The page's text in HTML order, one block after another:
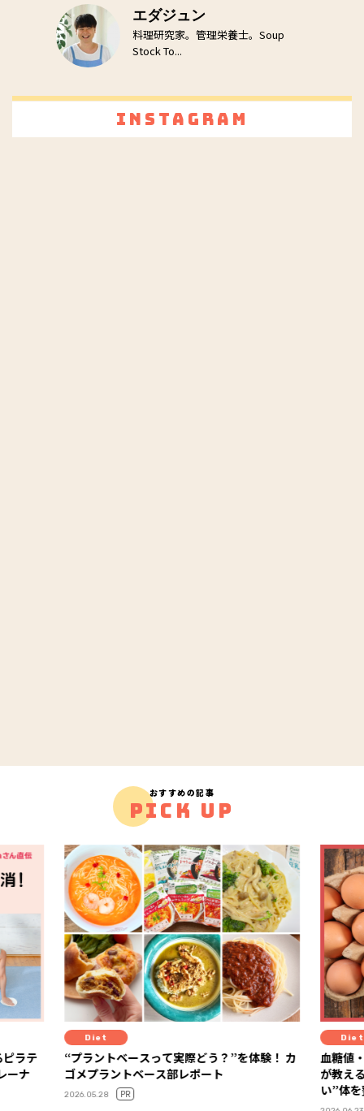
エダジュン
料理研究家。管理栄養士。Soup
Stock To...
Instagram
おすすめの記事
PICK UP
ピラテ
ーナ
Diet
“プラントベースって実際どう？”を体験！ カ
ゴメプラントベース部レポート
2026.05.28 PR
Diet
血糖値
が教え
い”体